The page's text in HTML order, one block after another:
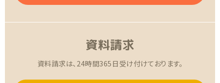
資料請求
資料請求は、24時間365日受け付けております。